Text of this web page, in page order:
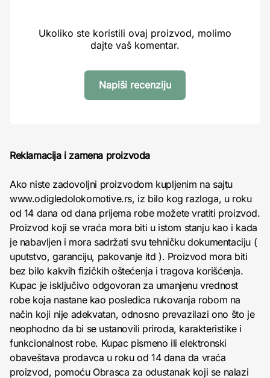
Ukoliko ste koristili ovaj proizvod, molimo
dajte vaš komentar.
Napiši recenziju
Reklamacija i zamena proizvoda
Ako niste zadovoljni proizvodom kupljenim na sajtu
www.odigledolokomotive.rs, iz bilo kog razloga, u roku
od 14 dana od dana prijema robe možete vratiti proizvod.
Proizvod koji se vraća mora biti u istom stanju kao i kada
je nabavljen i mora sadržati svu tehničku dokumentaciju (
uputstvo, garanciju, pakovanje itd ). Proizvod mora biti
bez bilo kakvih fizičkih oštećenja i tragova korišćenja.
Kupac je isključivo odgovoran za umanjenu vrednost
robe koja nastane kao posledica rukovanja robom na
način koji nije adekvatan, odnosno prevazilazi ono što je
neophodno da bi se ustanovili priroda, karakteristike i
funkcionalnost robe. Kupac pismeno ili elektronski
obaveštava prodavca u roku od 14 dana da vraća
proizvod, pomoću Obrasca za odustanak koji se nalazi